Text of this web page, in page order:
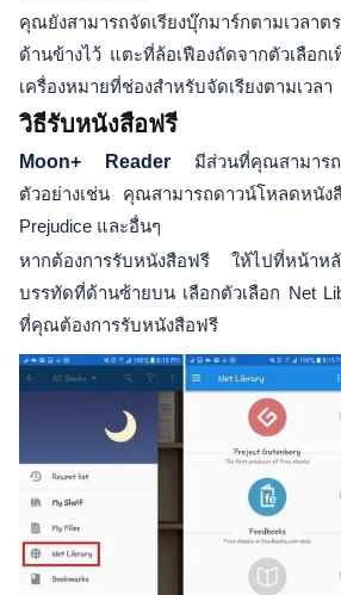
คุณยังสามารถจัดเรียงบุ๊กมาร์กตามเวลา
ด้านข้างไว้ แตะที่ล้อเฟืองถัดจากตัวเลือก
เครื่องหมายที่ช่องสำหรับจัดเรียงตามเวลา
วิธีรับหนังสือฟรี
Moon+ Reader มีส่วนที่คุณสามารถ
ตัวอย่างเช่น คุณสามารถดาวน์โหลดหนั
Prejudice และอื่นๆ
หากต้องการรับหนังสือฟรี ให้ไปที่หน้าห
บรรทัดที่ด้านซ้ายบน เลือกตัวเลือก Net
ที่คุณต้องการรับหนังสือฟรี